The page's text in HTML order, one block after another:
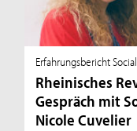
Erfahrungsbericht
Rheinisches
Gespräch mit
Nicole Cuvelier